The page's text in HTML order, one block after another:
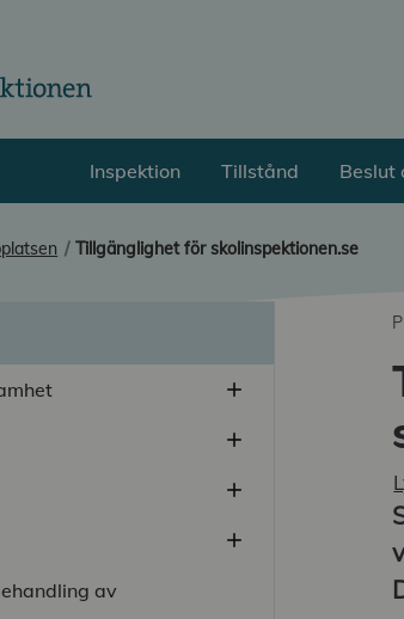
Inspektion Tillstånd Beslut
Tillgänglighet för skolinspektionen.se
addÖppna undermeny
addÖppna undermeny
addÖppna undermeny
addÖppna undermeny
av